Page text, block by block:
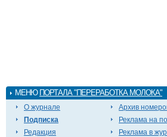
МЕНЮ ПОРТАЛА "ПЕРЕРАБОТКА МОЛОКА"
О журнале
Подписка
Редакция
Архив
Реклама на
Реклама в